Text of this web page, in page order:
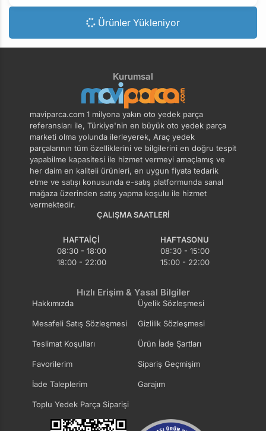
Ürünler Yükleniyor
Kurumsal
maviparca.com 1 milyona yakın oto yedek parça
referansları ile, Türkiye'nin en büyük oto yedek parça
marketi olma yolunda ilerleyerek, Araç yedek
parçalarının tüm özelliklerini ve bilgilerini en doğru tespit
yapabilme kapasitesi ile hizmet vermeyi amaçlamış ve
her daim en kaliteli ürünleri, en uygun fiyata tedarik
etme ve satışı konusunda e-satış platformunda sanal
mağaza üzerinden satış yapma koşulu ile hizmet
vermektedir.
ÇALIŞMA SAATLERI
HAFTAIÇI
08:30 - 18:00
18:00 - 22:00
HAFTASONU
08:30 - 15:00
15:00 - 22:00
Hızlı Erişim & Yasal Bilgiler
Hakkımızda Üyelik Sözleşmesi
Mesafeli Satış Sözleşmesi Gizlilik Sözleşmesi
Teslimat Koşulları Ürün İade Şartları
Favorilerim Sipariş Geçmişim
İade Taleplerim Garajım
Toplu Yedek Parça Siparişi